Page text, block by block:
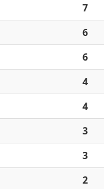
7
6
6
4
4
3
3
2